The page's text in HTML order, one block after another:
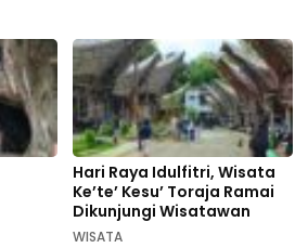
Hari Raya Idulfitri, Wisata
Ke’te’ Kesu’ Toraja Ramai
Dikunjungi Wisatawan
WISATA